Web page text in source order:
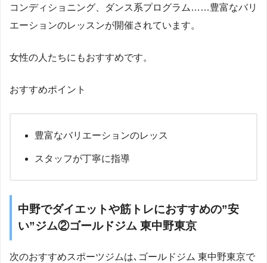
コンディショニング、ダンス系プログラム……豊富なバリ
エーションのレッスンが開催されています。
女性の人たちにもおすすめです。
おすすめポイント
豊富なバリエーションのレッス
スタッフが丁寧に指導
中野でダイエットや筋トレにおすすめの”安
い”ジム②ゴールドジム 東中野東京
次のおすすめスポーツジムは､ゴールドジム 東中野東京で